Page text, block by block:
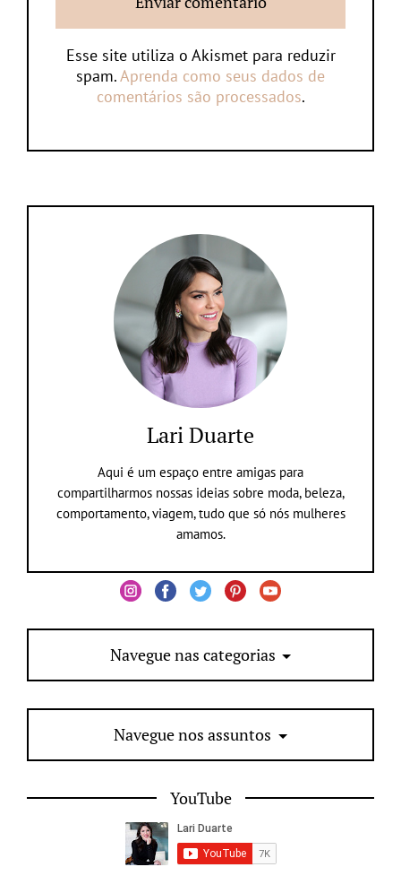
Esse site utiliza o Akismet para reduzir
spam.Aprenda como seus dados de
comentários são processados.
Lari Duarte
Aqui é um espaço entre amigas para
compartilharmos nossas ideias sobre moda, beleza,
comportamento, viagem, tudo que só nós mulheres
amamos.
Navegue nas categorias
Navegue nos assuntos
YouTube